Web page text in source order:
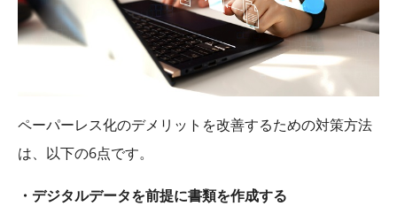
ペーパーレス化のデメリットを改善するための対策方法
は、以下の6点です。
・デジタルデータを前提に書類を作成する